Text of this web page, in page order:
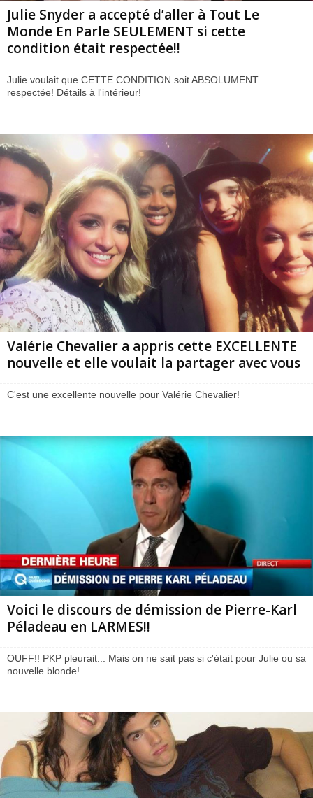
Julie Snyder a accepté d’aller à Tout Le
Monde En Parle SEULEMENT si cette
condition était respectée!!
Julie voulait que CETTE CONDITION soit ABSOLUMENT
respectée! Détails à l'intérieur!
Valérie Chevalier a appris cette EXCELLENTE
nouvelle et elle voulait la partager avec vous
C'est une excellente nouvelle pour Valérie Chevalier!
Voici le discours de démission de Pierre-Karl
Péladeau en LARMES!!
OUFF!! PKP pleurait... Mais on ne sait pas si c'était pour Julie ou sa
nouvelle blonde!